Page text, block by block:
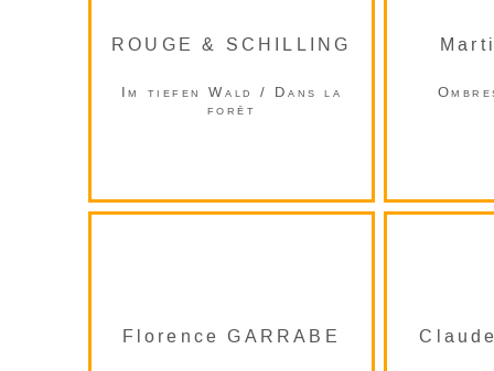
ROUGE & SCHILLING
Im tiefen Wald / Dans la
forêt
Florence GARRABE